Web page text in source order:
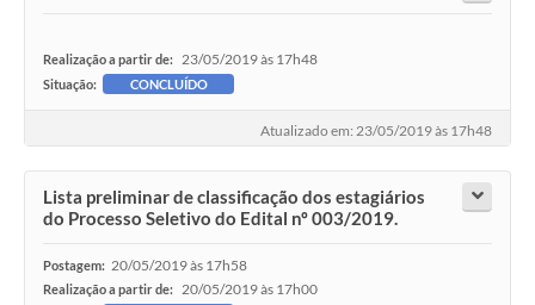
Realização a partir de: 23/05/2019 às 17h48
Situação: CONCLUÍDO
Atualizado em: 23/05/2019 às 17h48
Lista preliminar de classificação dos estagiários
do Processo Seletivo do Edital nº 003/2019.
Postagem: 20/05/2019 às 17h58
Realização a partir de: 20/05/2019 às 17h00